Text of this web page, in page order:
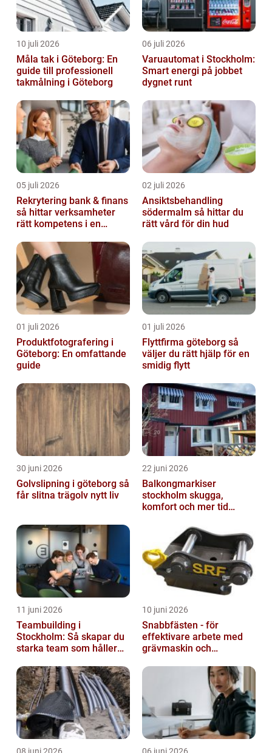
10 juli 2026
Måla tak i Göteborg: En
guide till professionell
takmålning i Göteborg
06 juli 2026
Varuautomat i Stockholm:
Smart energi på jobbet
dygnet runt
05 juli 2026
Rekrytering bank & finans
så hittar verksamheter
rätt kompetens i en
02 juli 2026
Ansiktsbehandling
södermalm så hittar du
rätt vård för din hud
01 juli 2026
Produktfotografering i
Göteborg: En omfattande
guide
01 juli 2026
Flyttfirma göteborg så
väljer du rätt hjälp för en
smidig flytt
30 juni 2026
Golvslipning i göteborg så
får slitna trägolv nytt liv
22 juni 2026
Balkongmarkiser
stockholm skugga,
komfort och mer tid
11 juni 2026
Teambuilding i
Stockholm: Så skapar du
starka team som håller
10 juni 2026
Snabbfästen - för
effektivare arbete med
grävmaskin och